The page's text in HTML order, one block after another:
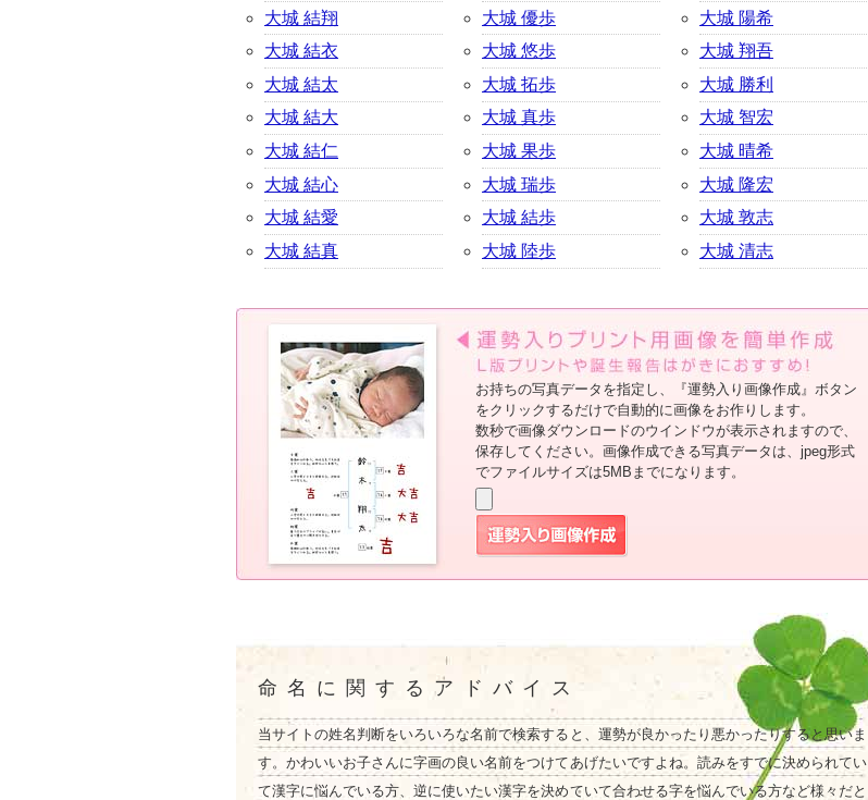
大城 結翔
大城 結衣
大城 結太
大城 結大
大城 結仁
大城 結心
大城 結愛
大城 結真
大城 優歩
大城 悠歩
大城 拓歩
大城 真歩
大城 果歩
大城 瑞歩
大城 結歩
大城 陸歩
大城 陽希
大城 翔吾
大城 勝利
大城 智宏
大城 晴希
大城 隆宏
大城 敦志
大城 清志
お持ちの写真データを指定し、『運勢入り画像作成』ボタン
をクリックするだけで自動的に画像をお作りします。
数秒で画像ダウンロードのウインドウが表示されますので、
保存してください。画像作成できる写真データは、jpeg形式
でファイルサイズは5MBまでになります。
命名に関するアドバイス
当サイトの姓名判断をいろいろな名前で検索すると、運勢が良かったり悪かったりすると思いま
す。かわいいお子さんに字画の良い名前をつけてあげたいですよね。読みをすでに決められてい
て漢字に悩んでいる方、逆に使いたい漢字を決めていて合わせる字を悩んでいる方など様々だと